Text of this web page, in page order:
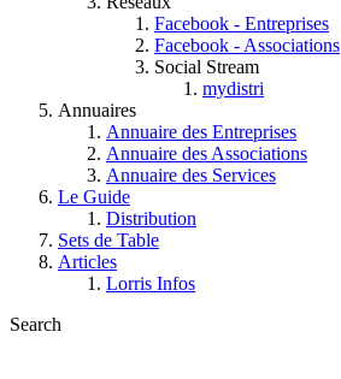
Facebook - Entreprises
Facebook - Associations
Social Stream
mydistri
Annuaires
Annuaire des Entreprises
Annuaire des Associations
Annuaire des Services
Le Guide
Distribution
Sets de Table
Articles
Lorris Infos
Search